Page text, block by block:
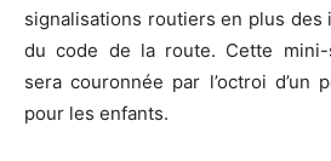
signalisations routiers en plus des
du code de la route. Cette mini-
sera couronnée par l’octroi d’un
pour les enfants.